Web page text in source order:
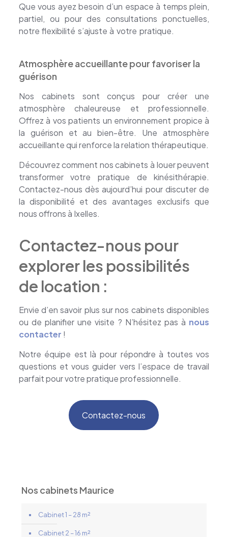
Que vous ayez besoin d’un espace à temps plein,
partiel, ou pour des consultations ponctuelles,
notre flexibilité s’ajuste à votre pratique.
Atmosphère accueillante pour favoriser la
guérison
Nos cabinets sont conçus pour créer une
atmosphère chaleureuse et professionnelle.
Offrez à vos patients un environnement propice à
la guérison et au bien-être. Une atmosphère
accueillante qui renforce la relation thérapeutique.
Découvrez comment nos cabinets à louer peuvent
transformer votre pratique de kinésithérapie.
Contactez-nous dès aujourd’hui pour discuter de
la disponibilité et des avantages exclusifs que
nous offrons à Ixelles.
Contactez-nous pour
explorer les possibilités
de location :
Envie d’en savoir plus sur nos cabinets disponibles
ou de planifier une visite ? N’hésitez pas à nous
contacter !
Notre équipe est là pour répondre à toutes vos
questions et vous guider vers l’espace de travail
parfait pour votre pratique professionnelle.
Contactez-nous
Nos cabinets Maurice
Cabinet 1 – 28 m²
Cabinet 2 – 16 m²